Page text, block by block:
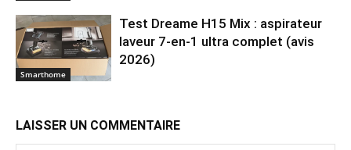
Smarthome
Test Dreame H15 Mix : aspirateur
laveur 7-en-1 ultra complet (avis
2026)
LAISSER UN COMMENTAIRE